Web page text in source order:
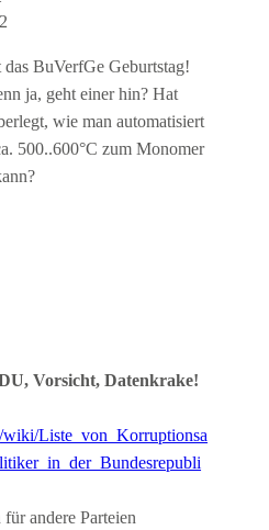
BuVerfGe Geburtstag!
ja, geht einer hin? Hat
wie man automatisiert
500..600°C zum Monomer
Vorsicht, Datenkrake!
Liste_von_Korruptionsa
andere Parteien